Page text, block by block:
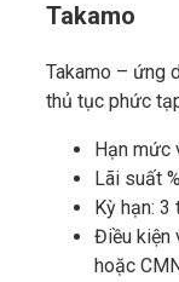
Takamo
Takamo – ứng
thủ tục phức
Hạn mức
Lãi suất
Kỳ hạn: 3
Điều kiện
hoặc